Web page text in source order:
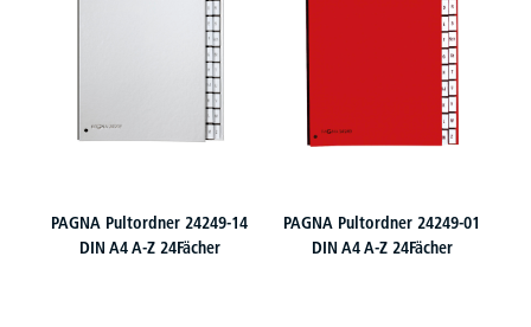
PAGNA Pultordner 24249-14
DIN A4 A-Z 24Fächer
PAGNA Pultordner 24249-01
DIN A4 A-Z 24Fächer